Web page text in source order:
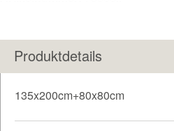
Produktdetails
135x200cm+80x80cm